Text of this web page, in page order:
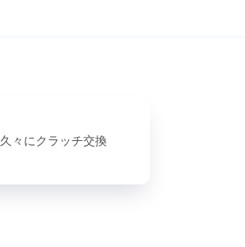
久々にクラッチ交換